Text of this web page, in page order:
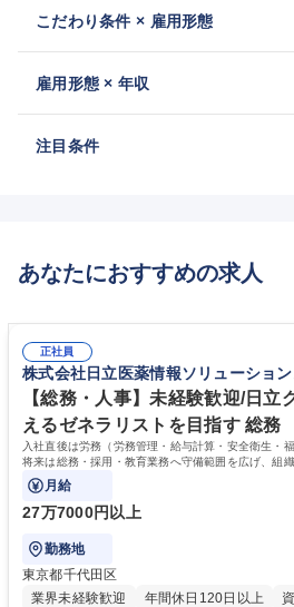
こだわり条件 × 雇用形態
雇用形態 × 年収
注目条件
あなたにおすすめの求人
正社員
株式会社日立医薬情報ソリューショ
【総務・人事】未経験歓迎/日立
えるゼネラリストを目指す 総務
入社直後は労務（労務管理・給与計算・安全衛生・
将来は総務・採用・教育業務へ守備範囲を広げ、組
ます。
月給
27万7000円以上
勤務地
東京都千代田区
業界未経験歓迎
年間休日120日以上